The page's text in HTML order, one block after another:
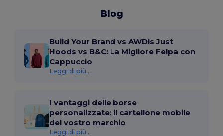
Blog
Build Your Brand vs AWDis Just
Hoods vs B&C: La Migliore Felpa con
Cappuccio
Leggi di più...
I vantaggi delle borse
personalizzate: il cartellone mobile
del vostro marchio
Leggi di più...